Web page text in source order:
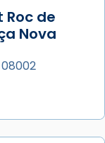
Cugat, a
tradició
Júlia”) i
=
1667, el
una obra
Iluro.
Roc de
Nova